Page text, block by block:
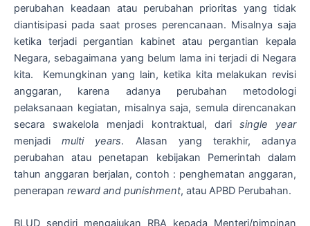
perubahan keadaan atau perubahan prioritas yang tidak
diantisipasi pada saat proses perencanaan. Misalnya saja
ketika terjadi pergantian kabinet atau pergantian kepala
Negara, sebagaimana yang belum lama ini terjadi di Negara
kita. Kemungkinan yang lain, ketika kita melakukan revisi
anggaran, karena adanya perubahan metodologi
pelaksanaan kegiatan, misalnya saja, semula direncanakan
secara swakelola menjadi kontraktual, dari single year
menjadimulti years. Alasan yang terakhir, adanya
perubahan atau penetapan kebijakan Pemerintah dalam
tahun anggaran berjalan, contoh : penghematan anggaran,
penerapan reward and punishment, atau APBD Perubahan.
BLUD sendiri mengajukan RBA kepada Menteri/pimpinan